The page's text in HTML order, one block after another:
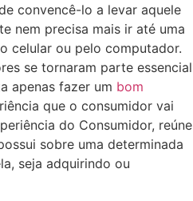
convencê-lo a levar aquele
nem precisa mais ir até uma
celular ou pelo computador.
se tornaram parte essencial
apenas fazer um bom
que o consumidor vai
do Consumidor, reúne
sobre uma determinada
seja adquirindo ou